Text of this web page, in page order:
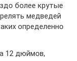
более крутые
медведей
определенно
12 дюймов,